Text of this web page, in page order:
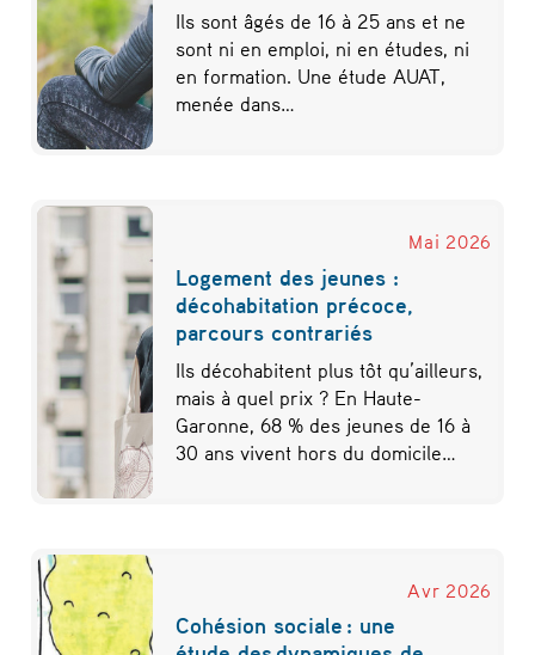
Ils sont âgés de 16 à 25 ans et ne
sont ni en emploi, ni en études, ni
en formation. Une étude AUAT,
menée dans…
Mai 2026
Logement des jeunes :
décohabitation précoce,
parcours contrariés
Ils décohabitent plus tôt qu’ailleurs,
mais à quel prix ? En Haute-
Garonne, 68 % des jeunes de 16 à
30 ans vivent hors du domicile…
Avr 2026
Cohésion sociale : une